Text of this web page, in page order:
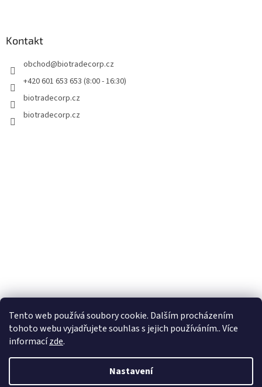
Tento web používá soubory cookie. Dalším procházením
tohoto webu vyjadřujete souhlas s jejich používáním.. Více
informacízde.
Nastavení
Kontakt
obchod@biotradecorp.cz
+420 601 653 653 (8:00 - 16:30)
biotradecorp.cz
biotradecorp.cz
Vytvořil Shoptet